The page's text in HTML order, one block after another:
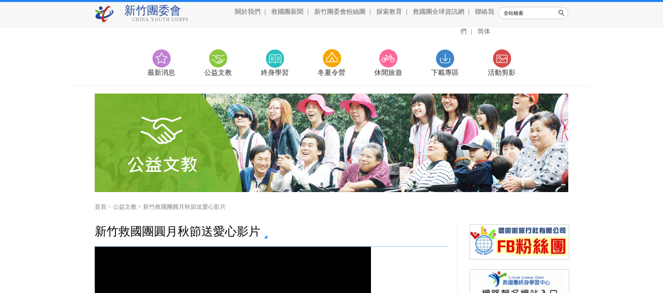
新竹團委會
CHINA YOUTH CORPS
關於我們 | 救國團新聞 | 新竹團委會粉絲團 | 探索教育 | 救國團全球資訊網 | 聯絡我
們 | 简体
最新消息 公益文教 終身學習 冬夏令營 休閒旅遊 下載專區 活動剪影
首頁 > 公益文教 > 新竹救國團圓月秋節送愛心影片
新竹救國團圓月秋節送愛心影片